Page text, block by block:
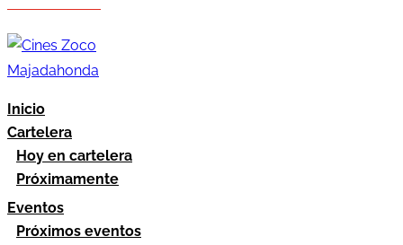
Inicio
Cartelera
Hoy en cartelera
Próximamente
Eventos
Próximos eventos